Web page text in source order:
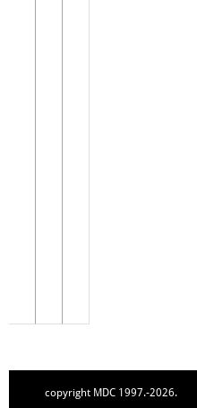
copyright MDC 1997.-2026.